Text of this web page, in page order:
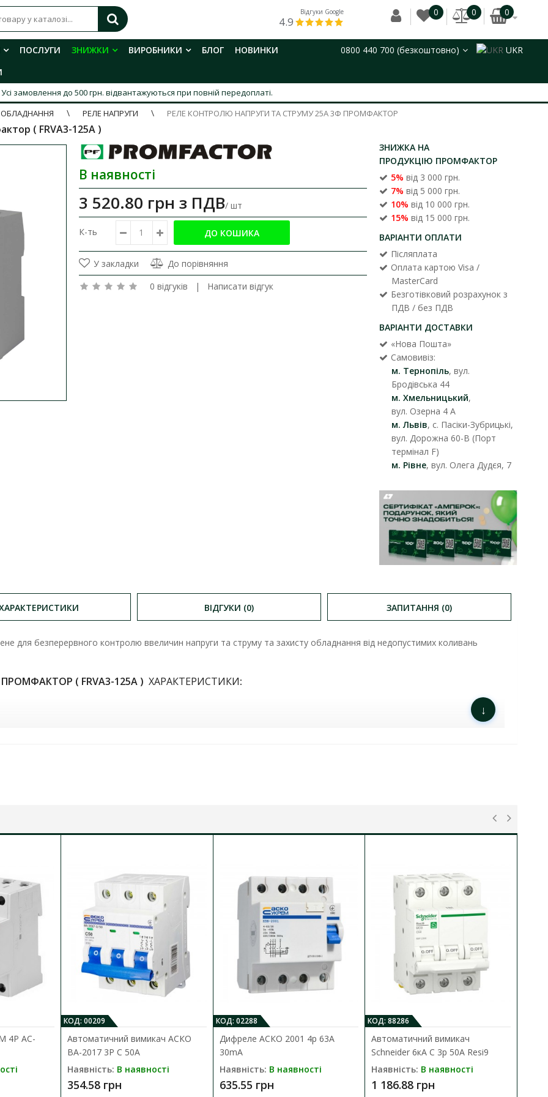
Відгуки Google
4.9
0 0 0
ПОСЛУГИ ЗНИЖКИ ВИРОБНИКИ БЛОГ
НОВИНКИ
0800 440 700 (безкоштовно) UKR
Усі замовлення до 500 грн. відвантажуються при повній передоплаті.
РЕЛЕ НАПРУГИ РЕЛЕ КОНТРОЛЮ НАПРУГИ ТА СТРУМУ 25А 3Ф ПРОМФАКТОР
( FRVA3-125A )
В наявності
3 520.80 грн з ПДВ/ шт
К-ть
У закладки
До порівняння
0 відгуків | Написати відгук
ЗНИЖКА НА
ПРОДУКЦІЮ ПРОМФАКТОР
5% від 3 000 грн.
7% від 5 000 грн.
10% від 10 000 грн.
15% від 15 000 грн.
ВАРІАНТИ ОПЛАТИ
Післяплата
Оплата картою Visa /
MasterCard
Безготівковий розрахунок з
ПДВ / без ПДВ
ВАРІАНТИ ДОСТАВКИ
«Нова Пошта»
Самовивіз:
м. Тернопіль, вул.
Бродівська 44
м. Хмельницький,
вул. Озерна 4 А
м. Львів, с. Пасіки-Зубрицькі,
вул. Дорожна 60-В (Порт
термінал F)
м. Рівне, вул. Олега Дудєя, 7
ВІДГУКИ (0) ЗАПИТАННЯ (0)
для безперервного контролю ввеличин напруги та струму та захисту обладнання від недопустимих коливань
( FRVA3-125A ) ХАРАКТЕРИСТИКИ:
↓
4P AC-
КОД: 00209
Автоматичний вимикач АСКО
ВА-2017 3Р C 50А
Наявність: В наявності
354.58 грн
КОД: 02288
Дифреле АСКО 2001 4p 63A
30mA
Наявність: В наявності
635.55 грн
КОД: 88286
Автоматичний вимикач
Schneider 6кА C 3p 50А Resi9
Наявність: В наявності
1 186.88 грн